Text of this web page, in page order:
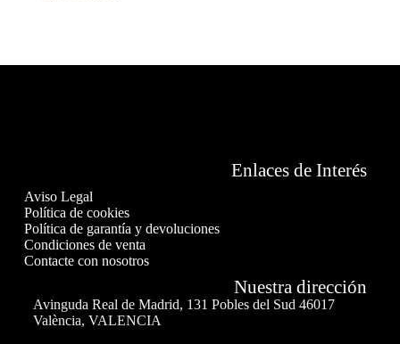
Enlaces de Interés
Aviso Legal
Política de cookies
Política de garantía y devoluciones
Condiciones de venta
Contacte con nosotros
Nuestra dirección
Avinguda Real de Madrid, 131 Pobles del Sud 46017
València, VALENCIA